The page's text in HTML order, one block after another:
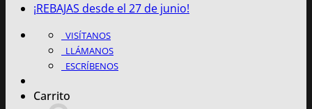
¡REBAJAS desde el 27 de junio!
VISÍTANOS
LLÁMANOS
ESCRÍBENOS
Carrito